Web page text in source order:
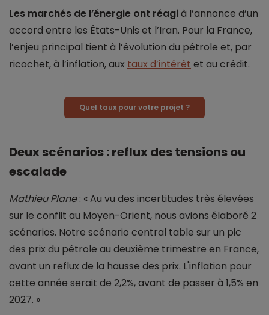
Les marchés de l’énergie ont réagià l’annonce d’un
accord entre les États-Unis et l’Iran. Pour la France,
l’enjeu principal tient à l’évolution du pétrole et, par
ricochet, à l’inflation, aux taux d’intérêt et au crédit.
Quel taux pour votre projet ?
Deux scénarios : reflux des tensions ou
escalade
Mathieu Plane: « Au vu des incertitudes très élevées
sur le conflit au Moyen-Orient, nous avions élaboré 2
scénarios. Notre scénario central table sur un pic
des prix du pétrole au deuxième trimestre en France,
avant un reflux de la hausse des prix. L'inflation pour
cette année serait de 2,2%, avant de passer à 1,5% en
2027. »